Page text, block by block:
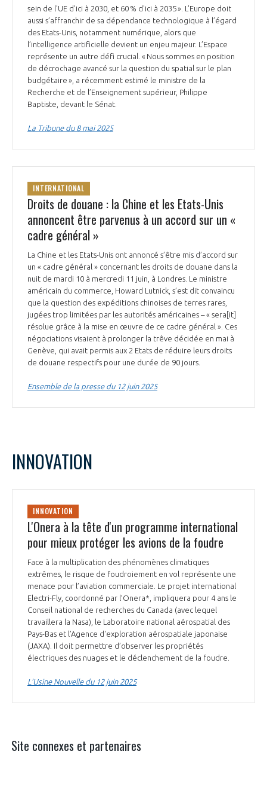
sein de l'UE d'ici à 2030, et 60 % d'ici à 2035 ». L’Europe doit
aussi s’affranchir de sa dépendance technologique à l’égard
des Etats-Unis, notamment numérique, alors que
l’intelligence artificielle devient un enjeu majeur. L’Espace
représente un autre défi crucial. « Nous sommes en position
de décrochage avancé sur la question du spatial sur le plan
budgétaire », a récemment estimé le ministre de la
Recherche et de l’Enseignement supérieur, Philippe
Baptiste, devant le Sénat.
La Tribune du 8 mai 2025
INTERNATIONAL
Droits de douane : la Chine et les Etats-Unis
annoncent être parvenus à un accord sur un «
cadre général »
La Chine et les Etats-Unis ont annoncé s’être mis d’accord sur
un « cadre général » concernant les droits de douane dans la
nuit de mardi 10 à mercredi 11 juin, à Londres. Le ministre
américain du commerce, Howard Lutnick, s’est dit convaincu
que la question des expéditions chinoises de terres rares,
jugées trop limitées par les autorités américaines – « sera[it]
résolue grâce à la mise en œuvre de ce cadre général ». Ces
négociations visaient à prolonger la trêve décidée en mai à
Genève, qui avait permis aux 2 Etats de réduire leurs droits
de douane respectifs pour une durée de 90 jours.
Ensemble de la presse du 12 juin 2025
INNOVATION
INNOVATION
L'Onera à la tête d'un programme international
pour mieux protéger les avions de la foudre
Face à la multiplication des phénomènes climatiques
extrêmes, le risque de foudroiement en vol représente une
menace pour l’aviation commerciale. Le projet international
Electri-Fly, coordonné par l’Onera*, impliquera pour 4 ans le
Conseil national de recherches du Canada (avec lequel
travaillera la Nasa), le Laboratoire national aérospatial des
Pays-Bas et l’Agence d'exploration aérospatiale japonaise
(JAXA). Il doit permettre d’observer les propriétés
électriques des nuages et le déclenchement de la foudre.
L’Usine Nouvelle du 12 juin 2025
Site connexes et partenaires